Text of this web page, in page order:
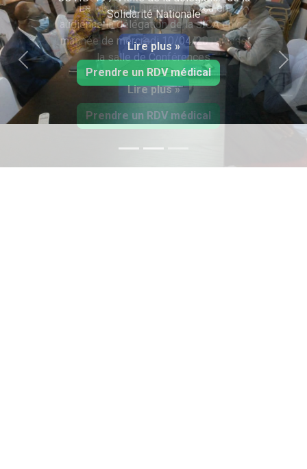
Le Médecin Directeur a reçu en
audience la délégation de la JICA en ce
matinée de mercredi 10/04/2019 dans
la salle de Conférences
Lire plus »
Prendre un RDV médical
Précedent